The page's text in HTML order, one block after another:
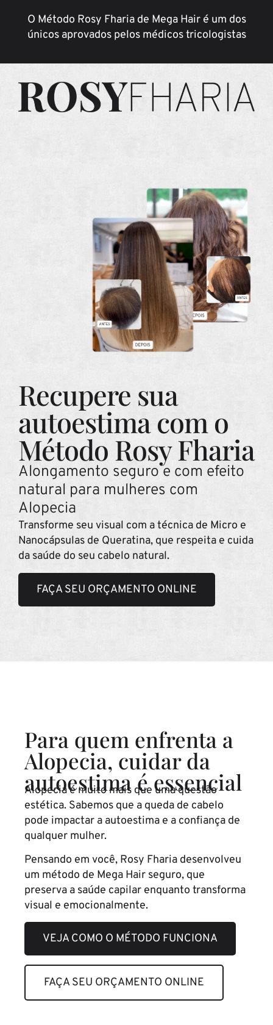
O Método Rosy Fharia de Mega Hair é um dos
únicos aprovados pelos médicos tricologistas
Recupere sua
autoestima com o
Método Rosy Fharia
Alongamento seguro e com efeito
natural para mulheres com
Alopecia
Transforme seu visual com a técnica de Micro e
Nanocápsulas de Queratina, que respeita e cuida
da saúde do seu cabelo natural.
FAÇA SEU ORÇAMENTO ONLINE
Para quem enfrenta a
Alopecia, cuidar da
autoestima é essencial
Alopecia é muito mais que uma questão
estética. Sabemos que a queda de cabelo
pode impactar a autoestima e a confiança de
qualquer mulher.
Pensando em você, Rosy Fharia desenvolveu
um método de Mega Hair seguro, que
preserva a saúde capilar enquanto transforma
visual e emocionalmente.
VEJA COMO O MÉTODO FUNCIONA
FAÇA SEU ORÇAMENTO ONLINE